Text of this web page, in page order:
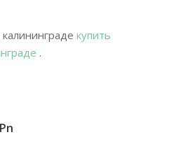
купить
.